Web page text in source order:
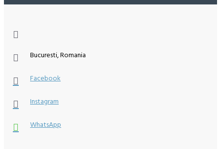
Bucuresti, Romania
Facebook
Instagram
WhatsApp